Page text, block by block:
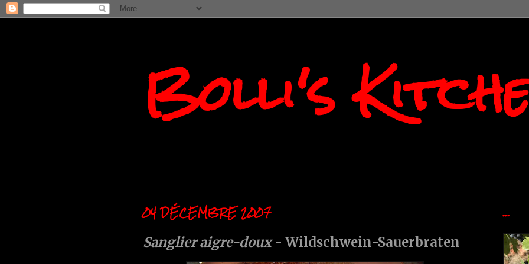
Bolli's
04 DÉCEMBRE 2007
Sanglier aigre-doux- Wildschwein-Sauerbraten
...